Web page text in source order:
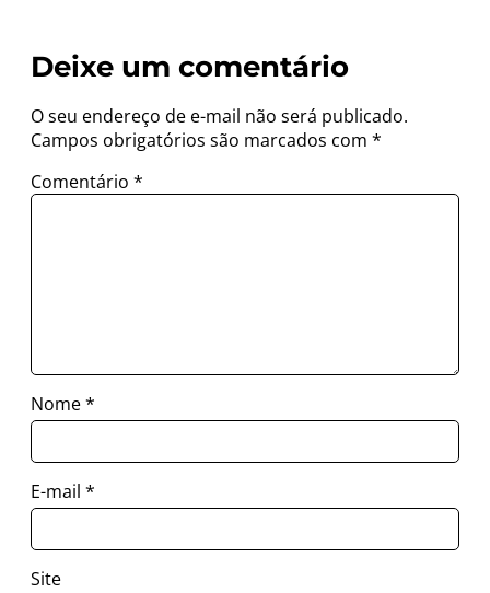
Deixe um comentário
O seu endereço de e-mail não será publicado.
Campos obrigatórios são marcados com *
Comentário *
Nome*
E-mail *
Site